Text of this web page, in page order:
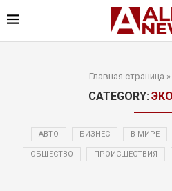
Главная страница »
CATEGORY:
АВТО БИЗНЕС В МИРЕ
ОБЩЕСТВО ПРОИСШЕСТВИЯ